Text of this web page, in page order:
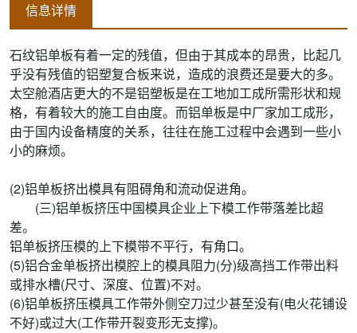
信息详情
石纹铝单板有着一定的残值，但由于其成本的昂贵，比起几
乎没有残值的铝塑复合板来说，造成的浪费还是要大的多。
太空舱酒店更大的不是铝塑板是在工地加工成所需形状和规
格，有着较大的施工自由度。而铝单板是中厂家加工成形，
由于国内设备精度的关系，往往在施工过程中会遇到一些小
小的麻烦。
(2)铝单板挤出模具有阻碍角和流动促进角。
(三)铝单板挤压中国模具企业上下模工作带落差比超
差。
铝单板挤压模的上下模带不平行，有角口。
(5)铝合金单板挤出模腔上的模具阻力(分)级高挡工作带出料
或排水槽(尺寸、深度、位置)不对。
(6)铝单板挤压模具工作带外侧空刀过少甚至没有(电火花铺设
不好)或过大(工作带开裂变形无支撑)。